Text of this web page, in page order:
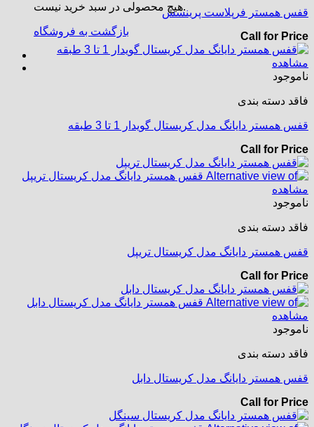
هیچ محصولی در سبد خرید نیست.
بازگشت به فروشگاه
قفس همستر فرپلاست پرینسس
Call for Price
مشاهده
ناموجود
فاقد دسته بندی
قفس همستر دایانگ مدل کریستال گویدار 1 تا 3 طبقه
Call for Price
مشاهده
ناموجود
فاقد دسته بندی
قفس همستر دایانگ مدل کریستال تریپل
Call for Price
مشاهده
ناموجود
فاقد دسته بندی
قفس همستر دایانگ مدل کریستال دابل
Call for Price